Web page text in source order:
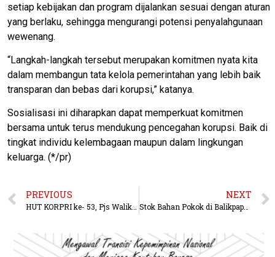
setiap kebijakan dan program dijalankan sesuai dengan aturan
yang berlaku, sehingga mengurangi potensi penyalahgunaan
wewenang.
“Langkah-langkah tersebut merupakan komitmen nyata kita
dalam membangun tata kelola pemerintahan yang lebih baik
transparan dan bebas dari korupsi,” katanya.
Sosialisasi ini diharapkan dapat memperkuat komitmen
bersama untuk terus mendukung pencegahan korupsi. Baik di
tingkat individu kelembagaan maupun dalam lingkungan
keluarga. (*/pr)
PREVIOUS NEXT
Stok Bahan Pokok di Balikpapan Masih Tercukupi, 75 Persen Bahan Pokok Dari Luar Balikpapan